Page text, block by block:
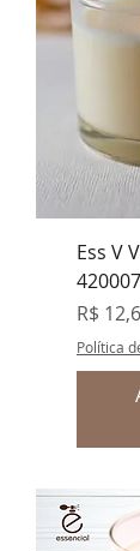
Ess V
420007
Preço
R$
Política